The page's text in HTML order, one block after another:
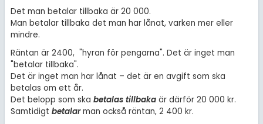
Det man betalar tillbaka är 20 000.
Man betalar tillbaka det man har lånat, varken mer eller
mindre.
Räntan är 2400, "hyran för pengarna". Det är inget man
"betalar tillbaka".
Det är inget man har lånat – det är en avgift som ska
betalas om ett år.
Det belopp som ska betalas tillbakaär därför 20 000 kr.
Samtidigt betalarman också räntan, 2 400 kr.
Allmänna villkor
Cookie-inställningar